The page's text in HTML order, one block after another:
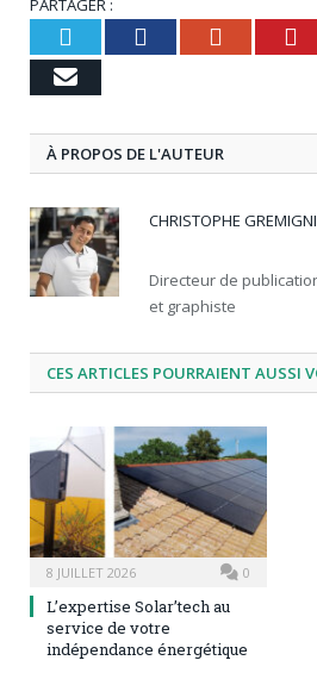
PARTAGER :
TwitterFacebook
Email
À PROPOS DE L'AUTEUR
CHRISTOPHE GREMIGNI
Directeur de
et graphiste
CES ARTICLES POURRAIENT AUSSI
8 JUILLET 2026 0
L’expertise Solar’tech au
service de votre
indépendance énergétique